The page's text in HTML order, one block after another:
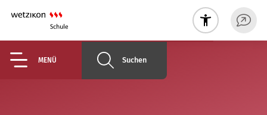
MENÜ Suchen